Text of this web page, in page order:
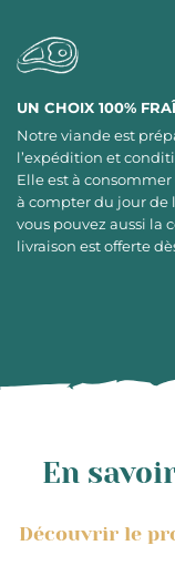
UN CHOIX 100%
Notre viande est
l’expédition et
Elle est à consommer
à compter du jour de
vous pouvez aussi la
livraison est offerte
En
Découvrir le